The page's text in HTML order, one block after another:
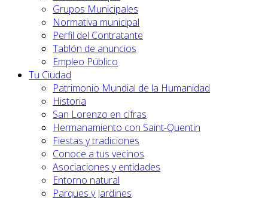
Grupos Municipales
Normativa municipal
Perfil del Contratante
Tablón de anuncios
Empleo Público
Tu Ciudad
Patrimonio Mundial de la Humanidad
Historia
San Lorenzo en cifras
Hermanamiento con Saint-Quentin
Fiestas y tradiciones
Conoce a tus vecinos
Asociaciones y entidades
Entorno natural
Parques y Jardines